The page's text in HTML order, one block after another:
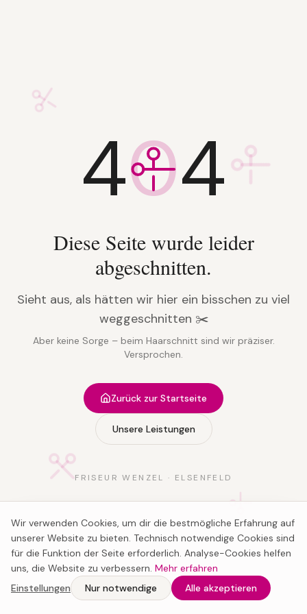
404
Diese Seite wurde leider
abgeschnitten.
Sieht aus, als hätten wir hier ein bisschen zu viel
weggeschnitten ✂️
Aber keine Sorge – beim Haarschnitt sind wir präziser.
Versprochen.
Zurück zur Startseite
Unsere Leistungen
FRISEUR WENZEL · ELSENFELD
Wir verwenden Cookies, um dir die bestmögliche Erfahrung auf
unserer Website zu bieten. Technisch notwendige Cookies sind
für die Funktion der Seite erforderlich. Analyse-Cookies helfen
uns, die Website zu verbessern. Mehr erfahren
Einstellungen
Nur notwendige Alle akzeptieren